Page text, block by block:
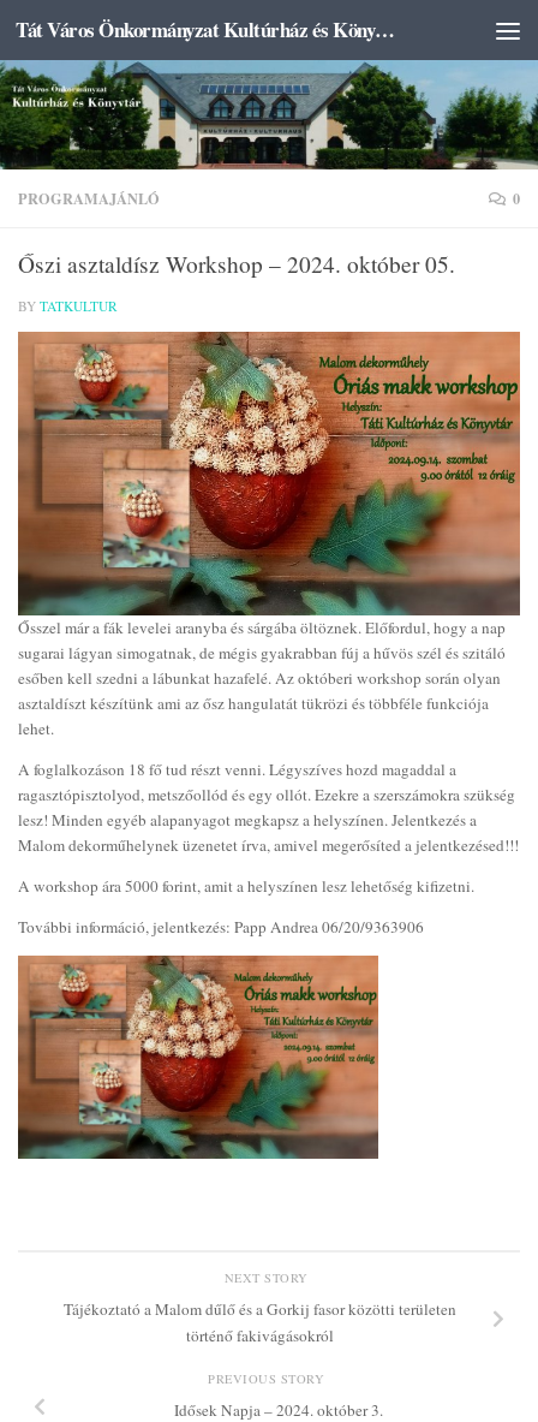
Skip to content Tát Város Önkormányzat Kultúrház és Könyvtár
PROGRAMAJÁNLÓ 0
Őszi asztaldísz Workshop – 2024. október 05.
BY TATKULTUR
Ősszel már a fák levelei aranyba és sárgába öltöznek. Előfordul, hogy a nap
sugarai lágyan simogatnak, de mégis gyakrabban fúj a hűvös szél és szitáló
esőben kell szedni a lábunkat hazafelé. Az októberi workshop során olyan
asztaldíszt készítünk ami az ősz hangulatát tükrözi és többféle funkciója
lehet.
A foglalkozáson 18 fő tud részt venni. Légyszíves hozd magaddal a
ragasztópisztolyod, metszőollód és egy ollót. Ezekre a szerszámokra szükség
lesz! Minden egyéb alapanyagot megkapsz a helyszínen. Jelentkezés a
Malom dekorműhelynek üzenetet írva, amivel megerősíted a jelentkezésed!!!
A workshop ára 5000 forint, amit a helyszínen lesz lehetőség kifizetni.
További információ, jelentkezés: Papp Andrea 06/20/9363906
NEXT STORY
Tájékoztató a Malom dűlő és a Gorkij fasor közötti területen
történő fakivágásokról
PREVIOUS STORY
Idősek Napja – 2024. október 3.